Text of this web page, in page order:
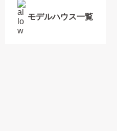
モデルハウス一覧